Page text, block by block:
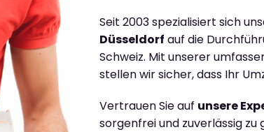
Seit 2003 spezialisiert sich
Düsseldorf auf die
Schweiz. Mit unserer
stellen wir sicher, dass Ihr
Vertrauen Sie auf unsere
sorgenfrei und zuverlässig zu